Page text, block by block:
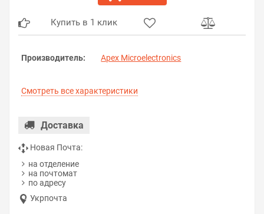
Купить в 1 клик
Производитель: Apex Microelectronics
Смотреть все характеристики
Доставка
Новая Почта:
на отделение
на почтомат
по адресу
Укрпочта